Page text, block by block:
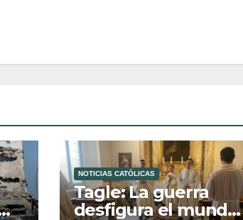
NOTICIAS CATÓLICAS
Tagle: La guerra
desfigura el mundo,